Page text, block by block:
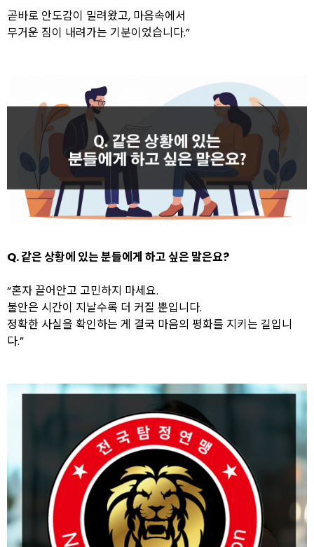
곧바로 안도감이 밀려왔고, 마음속에서
무거운 짐이 내려가는 기분이었습니다.”
Q. 같은 상황에 있는 분들에게 하고 싶은 말은요?
“혼자 끌어안고 고민하지 마세요.
불안은 시간이 지날수록 더 커질 뿐입니다.
정확한 사실을 확인하는 게 결국 마음의 평화를 지키는 길입니
다.”